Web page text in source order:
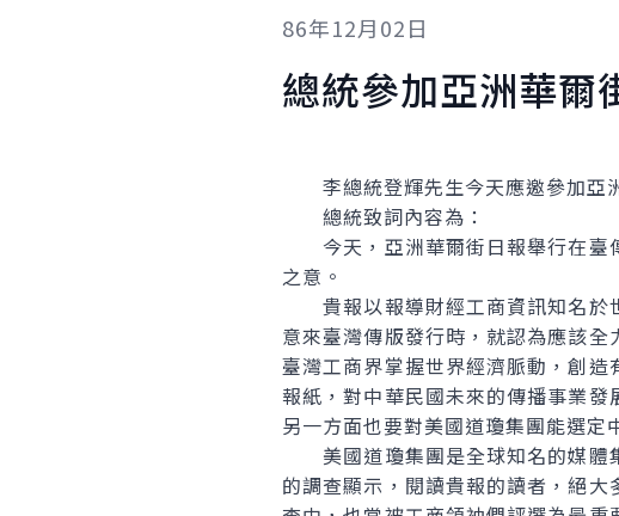
86年12月02日
總統參加亞洲華爾
李總統登輝先生今天應邀參加亞
總統致詞內容為：
今天，亞洲華爾街日報舉行在臺
之意。
貴報以報導財經工商資訊知名於
意來臺灣傳版發行時，就認為應該
臺灣工商界掌握世界經濟脈動，創
報紙，對中華民國未來的傳播事業發
另一方面也要對美國道瓊集團能選定
美國道瓊集團是全球知名的媒體
的調查顯示，閱讀貴報的讀者，絕